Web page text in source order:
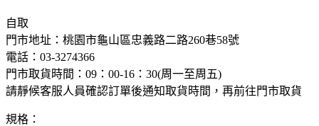
自取
門市地址：桃園市龜山區忠義路二路260巷58號
電話： 03-3274366
門市取貨時間：09：00-16：30(周一至周五)
請靜候客服人員確認訂單後通知取貨時間，再前往門市取貨
規格：